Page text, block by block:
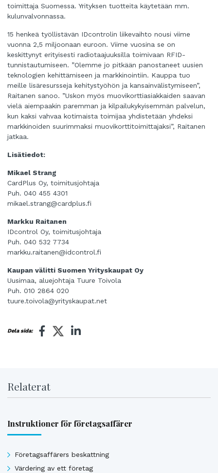
toimittaja Suomessa. Yrityksen tuotteita käytetään mm.
kulunvalvonnassa.
15 henkeä työllistävän IDcontrolin liikevaihto nousi viime
vuonna 2,5 miljoonaan euroon. Viime vuosina se on
keskittynyt erityisesti radiotaajuuksilla toimivaan RFID-
tunnistautumiseen. ”Olemme jo pitkään panostaneet uusien
teknologien kehittämiseen ja markkinointiin. Kauppa tuo
meille lisäresursseja kehitystyöhön ja kansainvälistymiseen”,
Raitanen sanoo. ”Uskon myös muovikorttiasiakkaiden saavan
vielä aiempaakin paremman ja kilpailukykyisemmän palvelun,
kun kaksi vahvaa kotimaista toimijaa yhdistetään yhdeksi
markkinoiden suurimmaksi muovikorttitoimittajaksi”, Raitanen
jatkaa.
Lisätiedot:
Mikael Strang
CardPlus Oy, toimitusjohtaja
Puh. 040 455 4301
mikael.strang@cardplus.fi
Markku Raitanen
IDcontrol Oy, toimitusjohtaja
Puh. 040 532 7734
markku.raitanen@idcontrol.fi
Kaupan välitti Suomen Yrityskaupat Oy
Uusimaa, aluejohtaja Tuure Toivola
Puh. 010 2864 020
tuure.toivola@yrityskaupat.net
Dela sida:
Relaterat
Instruktioner för företagsaffärer
Företagsaffärers beskattning
Värdering av ett företag